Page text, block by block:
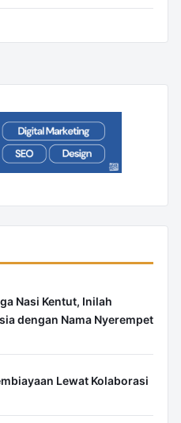
Nasi Kentut, Inilah
dengan Nama Nyerempet
Lewat Kolaborasi